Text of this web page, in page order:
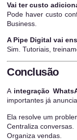
Vai ter custo
Pode haver custo
Business.
A Pipe Digital vai
Sim. Tutoriais,
Conclusão
A integração
importantes já
Ela resolve um
Centraliza conversas.
Organiza vendas.